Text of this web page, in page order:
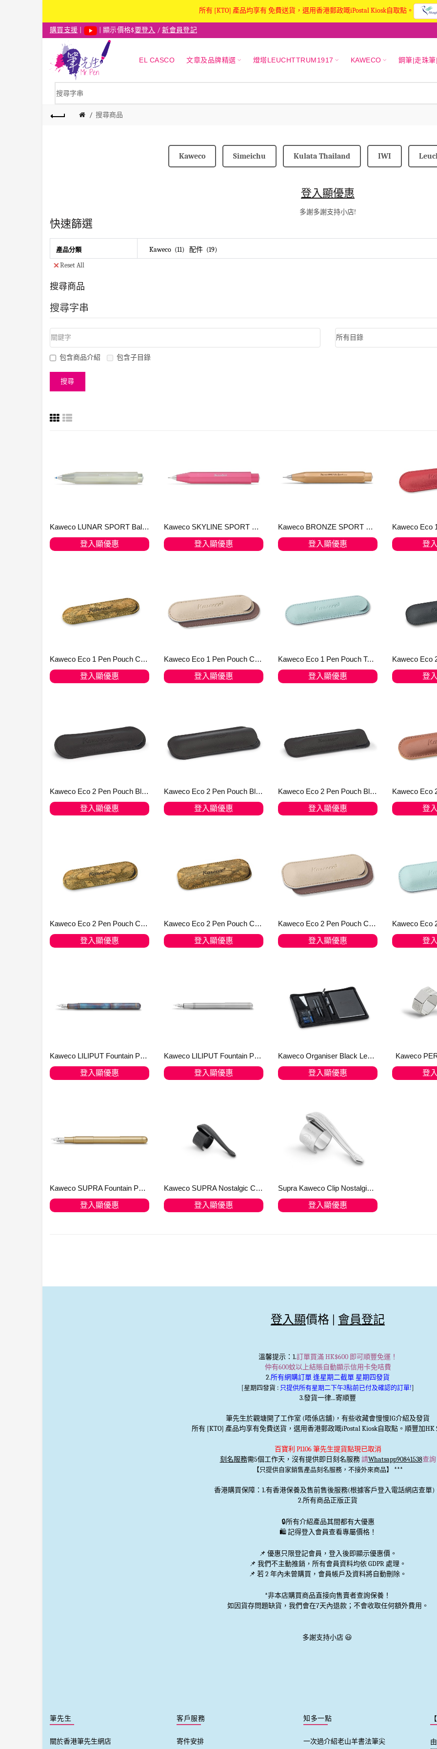
所有 [KTO] 產品均享有 免費送貨，選用香港郵政嘅iPostal Kiosk自取點。
購買支援 | 顯示價格$要登入 /新會員登記
EL CASCO 文章及品牌精選 燈塔LEUCHTTRUM1917 KAWECO 鋼筆|走珠
搜尋商品
Kaweco Simeichu Kulata Thailand IWI
登入顯優惠
多謝多謝支持小店!
快速篩選
產品分類 Kaweco 11 配件
19
Reset All
搜尋商品
搜尋字串
包含商品介紹 包含子目錄
Kaweco LUNAR SPORT Ballpen Light Green
登入顯優惠
Kaweco SKYLINE SPORT Mechanical Pencil Fox 0.7 mm
登入顯優惠
Kaweco BRONZE SPORT Mechanical Pencil
登入顯優惠 登
Kaweco Eco 1 Pen Pouch Cork Leather for Sport
登入顯優惠
Kaweco Eco 1 Pen Pouch Creamy Espresso for SPORT
登入顯優惠
Kaweco Eco 1 Pen Pouch Tender Mint für SPORT
登入顯優惠 登
Kaweco Eco 2 Pen Pouch Black for LILIPUT
登入顯優惠
Kaweco Eco 2 Pen Pouch Black for SPORT
登入顯優惠
Kaweco Eco 2 Pen Pouch Black Long
登入顯優惠 登
Kaweco Eco 2 Pen Pouch Cork Leather for Liliput
登入顯優惠
Kaweco Eco 2 Pen Pouch Cork Leather for Sport
登入顯優惠
Kaweco Eco 2 Pen Pouch Creamy Espresso for SPORT
登入顯優惠 登
Kaweco LILIPUT Fountain Pen Fireblue
登入顯優惠
Kaweco LILIPUT Fountain Pen Stainless Steel
登入顯優惠
Kaweco Organiser Black Leather A5
登入顯優惠
Kaweco
登
Kaweco SUPRA Fountain Pen (Eco-) Brass
登入顯優惠
Kaweco SUPRA Nostalgic Clip Black
登入顯優惠
Supra Kaweco Clip Nostalgic Silver
登入顯優惠
登入顯價格 | 會員登記
溫馨提示：1.訂單買滿 HK$600 即可順豐免運！
仲有600蚊以上結賬自動顯示信用卡免咭費
2.所有網購訂單 逢星期二截單 星期四發貨
[星期四發貨 : 只提供所有星期二下午3點前已付及確認的訂單!]
3.發貨一律...寄順豐
筆先生於觀塘開了工作室 (唔係店舖)，有些收藏會慢慢IG介紹及發貨
所有 [KTO] 產品均享有免費送貨，選用香港郵政嘅iPostal Kiosk自取點。順豐加HK
百寶利 P1106 筆先生提貨點現已取消
刻名服務需5個工作天，沒有提供即日刻名服務請Whatsapp90841538查詢
【只提供自家銷售產品刻名服務，不接外來商品】 ***
香港購買保障：1.有香港保養及售前售後服務(根據客戶登入電話網店查單)
2.所有商品正版正貨
🔒所有介紹產品其間都有大優惠
🛍️ 記得登入會員查看專屬價格！
📌 優惠只限登記會員 ，登入後即顯示優惠價。
📌 我們不主動推銷 ，所有會員資料均依 GDPR 處理。
📌 若 2 年內未曾購買，會員帳戶及資料將自動刪除。
*非本店購買商品直接向售賣者查詢保養！
如因貨存問題缺貨，我們會在7天內退款；不會收取任何額外費用。
多謝支持小店 😃
筆先生
關於香港筆先生網店
客戶服務
寄件安排
知多一點
一次過介紹老山羊書法筆尖